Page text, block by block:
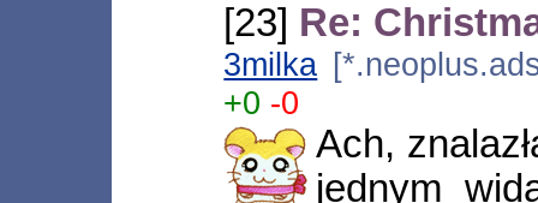
[23] Re:
3milka
+0 -0
Ach,
jednym